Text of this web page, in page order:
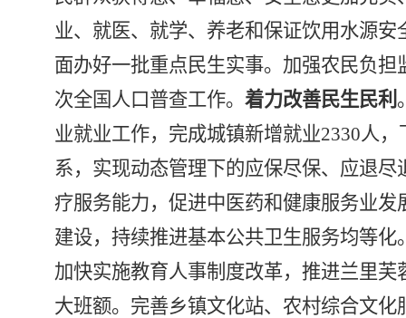
业、就医、就学、养老和保证饮用水源
面办好一批重点民生实事。加强农民负
次全国人口普查工作。 着力改善民生民利
业就业工作，完成城镇新增就业2330人，
系，实现动态管理下的应保尽保、应退
疗服务能力，促进中医药和健康服务业
建设，持续推进基本公共卫生服务均等化
加快实施教育人事制度改革，推进兰里
大班额。完善乡镇文化站、农村综合文